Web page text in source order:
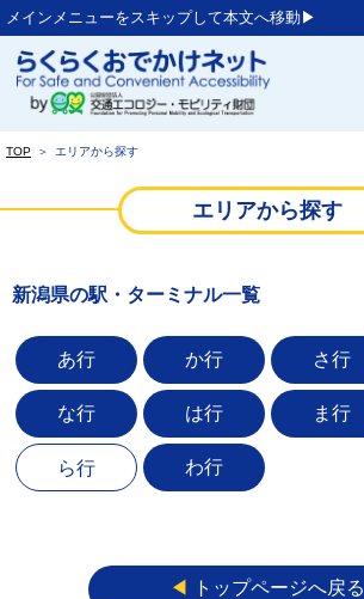
メインメニューをスキップして本文へ移動▶︎
TOP ＞ エリアから探す
エリアから探す
新潟県の駅・ターミナル一覧
あ行 か行 さ行
な行 は行 ま行
ら行 わ行
◀︎ トップページへ戻る